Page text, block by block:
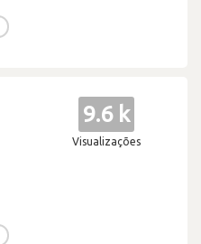
9.6 k
Visualizações